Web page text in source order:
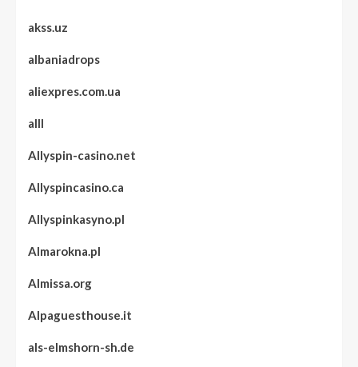
akss.uz
albaniadrops
aliexpres.com.ua
alll
Allyspin-casino.net
Allyspincasino.ca
Allyspinkasyno.pl
Almarokna.pl
Almissa.org
Alpaguesthouse.it
als-elmshorn-sh.de